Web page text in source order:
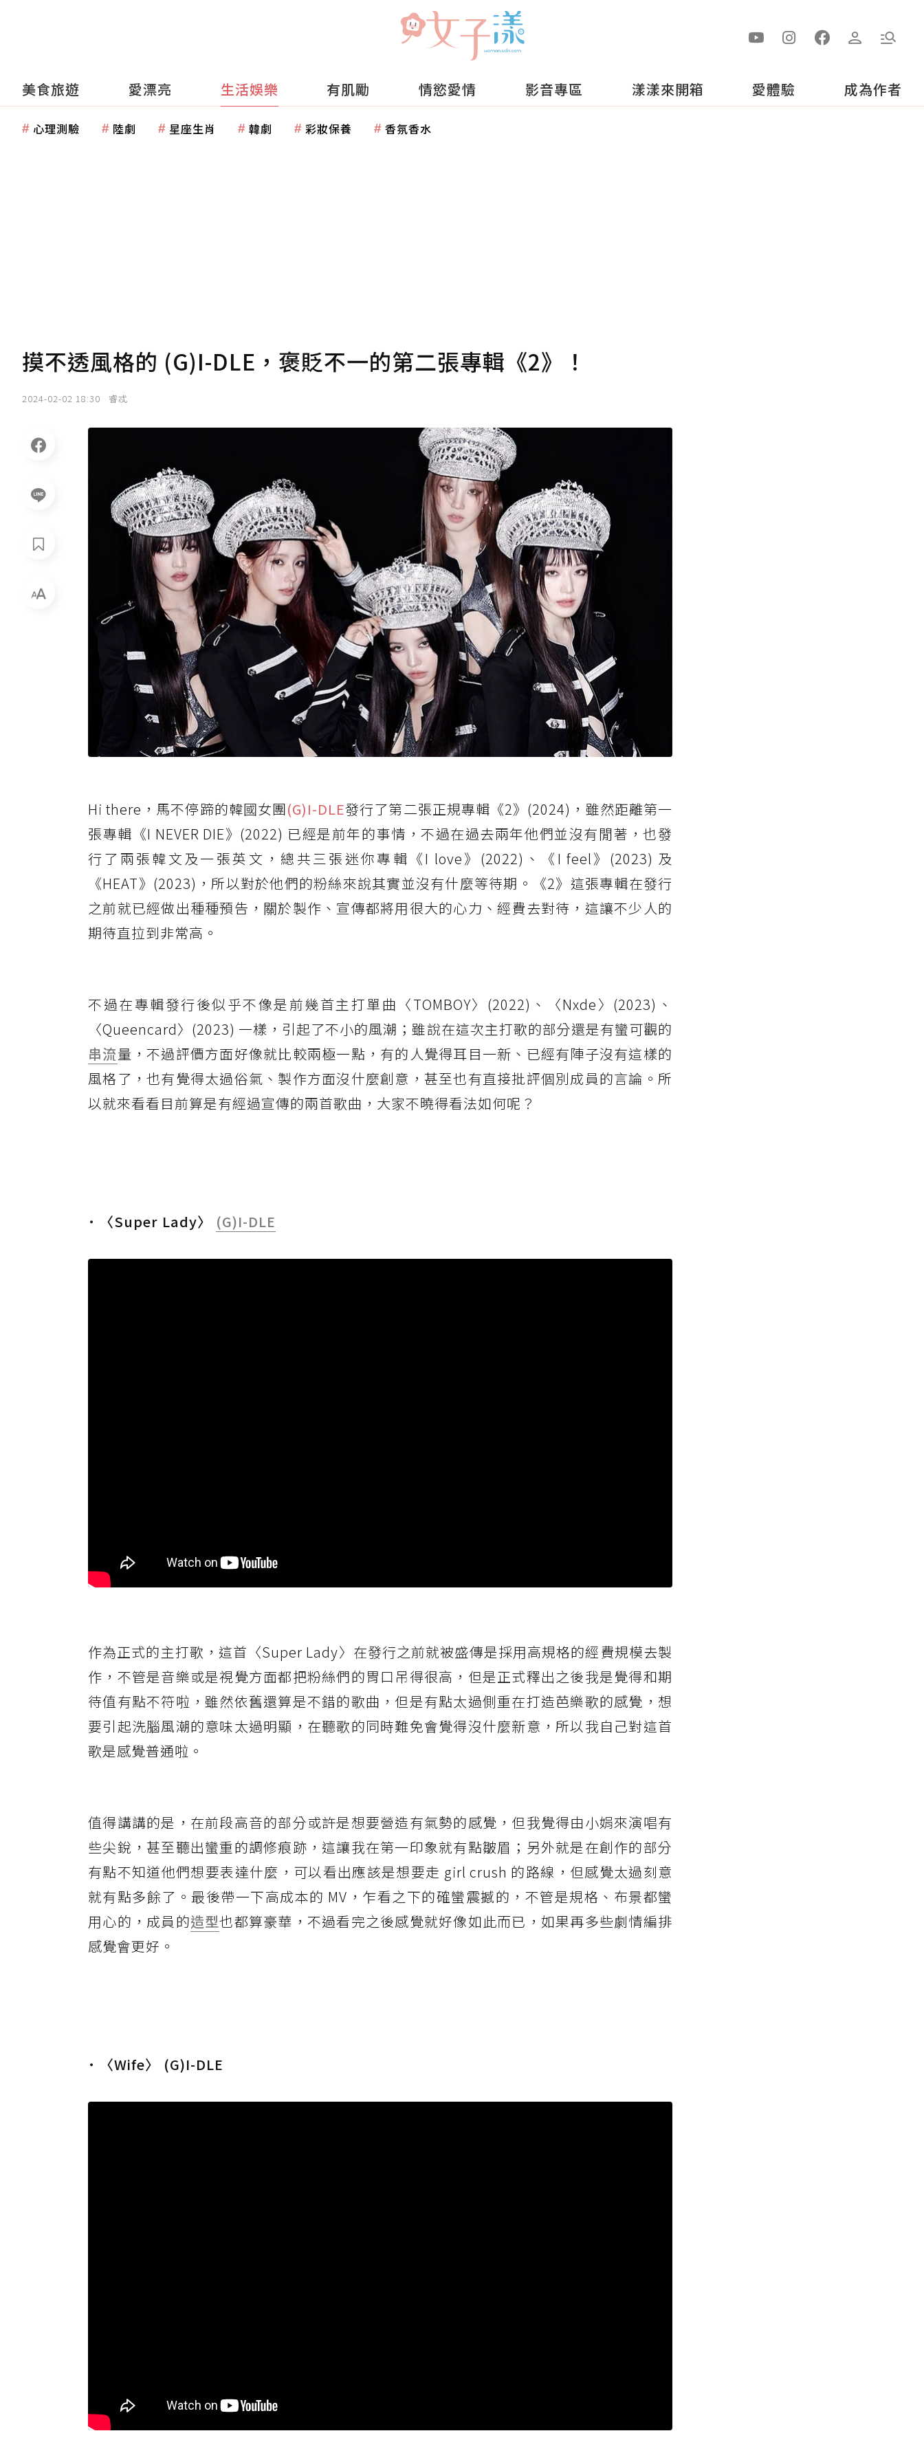
美食旅遊 愛漂亮 生活娛樂 有肌勵 情慾愛情 影音專區 漾漾來開箱 愛體驗 成為作者
心理測驗 陸劇 星座生肖 韓劇 彩妝保養 香氛香水
摸不透風格的 (G)I-DLE，褒貶不一的第二張專輯《2》！
2024-02-02 18:30 睿忒
Hi there，馬不停蹄的韓國女團(G)I-DLE發行了第二張正規專輯《2》(2024)，雖然距離第一
張專輯《I NEVER DIE》(2022) 已經是前年的事情，不過在過去兩年他們並沒有閒著，也發
行了兩張韓文及一張英文，總共三張迷你專輯《I love》(2022)、《I feel》(2023) 及
《HEAT》(2023)，所以對於他們的粉絲來說其實並沒有什麼等待期。《2》這張專輯在發行
之前就已經做出種種預告，關於製作、宣傳都將用很大的心力、經費去對待，這讓不少人的
期待直拉到非常高。
不過在專輯發行後似乎不像是前幾首主打單曲〈TOMBOY〉(2022)、〈Nxde〉(2023)、
〈Queencard〉(2023) 一樣，引起了不小的風潮；雖說在這次主打歌的部分還是有蠻可觀的
串流量，不過評價方面好像就比較兩極一點，有的人覺得耳目一新、已經有陣子沒有這樣的
風格了，也有覺得太過俗氣、製作方面沒什麼創意，甚至也有直接批評個別成員的言論。所
以就來看看目前算是有經過宣傳的兩首歌曲，大家不曉得看法如何呢？
˙ 〈Super Lady〉 (G)I-DLE
作為正式的主打歌，這首〈Super Lady〉在發行之前就被盛傳是採用高規格的經費規模去製
作，不管是音樂或是視覺方面都把粉絲們的胃口吊得很高，但是正式釋出之後我是覺得和期
待值有點不符啦，雖然依舊還算是不錯的歌曲，但是有點太過側重在打造芭樂歌的感覺，想
要引起洗腦風潮的意味太過明顯，在聽歌的同時難免會覺得沒什麼新意，所以我自己對這首
歌是感覺普通啦。
值得講講的是，在前段高音的部分或許是想要營造有氣勢的感覺，但我覺得由小娟來演唱有
些尖銳，甚至聽出蠻重的調修痕跡，這讓我在第一印象就有點皺眉；另外就是在創作的部分
有點不知道他們想要表達什麼，可以看出應該是想要走 girl crush 的路線，但感覺太過刻意
就有點多餘了。最後帶一下高成本的 MV，乍看之下的確蠻震撼的，不管是規格、布景都蠻
用心的，成員的造型也都算豪華，不過看完之後感覺就好像如此而已，如果再多些劇情編排
感覺會更好。
˙ 〈Wife〉 (G)I-DLE